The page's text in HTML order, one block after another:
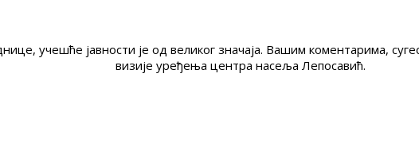
учешће јавности је од великог значаја. Вашим коментарима,
визије уређења центра насеља Лепосавић.